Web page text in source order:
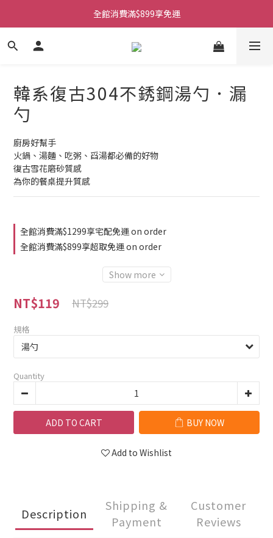
全館消費滿$899享免運
韓系復古304不銹鋼湯勺．漏
勺
廚房好幫手
火鍋、湯麵、吃粥、舀湯都必備的好物
復古雪花磨砂質感
為你的餐桌提升質感
全館消費滿$1299享宅配免運 on order
全館消費滿$899享超取免運 on order
Show more
NT$119 NT$299
規格
Quantity
ADD TO CART BUY NOW
Add to Wishlist
Description
Shipping &
Payment
Customer
Reviews